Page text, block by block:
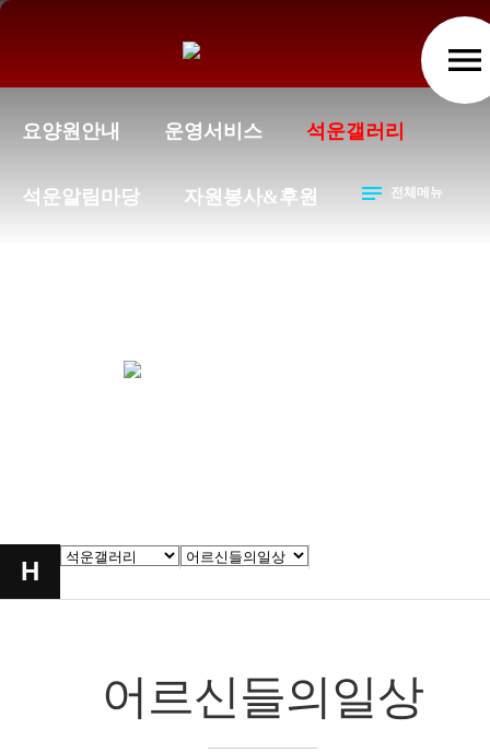
요양원안내 운영서비스 석운갤러리
석운알림마당 자원봉사&후원 notes 전체메뉴
menu
H
어르신들의일상